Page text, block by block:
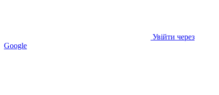
Увійти через
Google